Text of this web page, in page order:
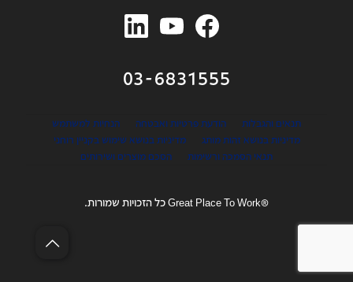
03-6831555
תנאים והגבלות הודעת פרטיות ואבטחה
הנחיות למשתמש
מדיניות בנושא זהות מותג
מדיניות בנושא שימוש בקניין רוחני
תנאי הסמכה ורשימות
הסכם מוצרים ושירותים
®Great Place To Work כל הזכויות שמורות.